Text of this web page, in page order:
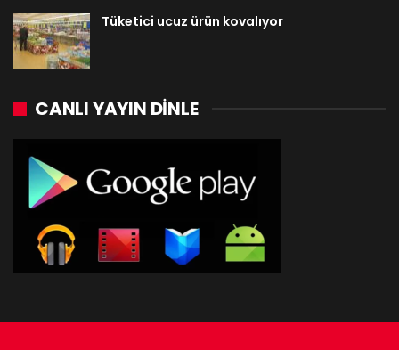
Tüketici ucuz ürün kovalıyor
CANLI YAYIN DINLE